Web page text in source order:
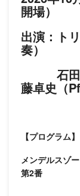
開場）
出演：ト
奏）
石田泰
藤卓史（Pf
【プログラム】
メンデルスゾ
第2番